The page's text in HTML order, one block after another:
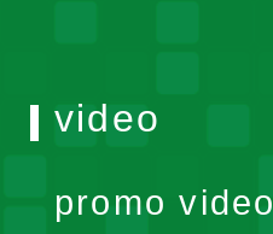
video
promo video